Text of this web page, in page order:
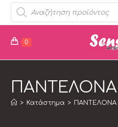
0
ΠΑΝΤΕΛΟΝΑ
> Κατάστημα > ΠΑΝΤΕΛΟΝΑ